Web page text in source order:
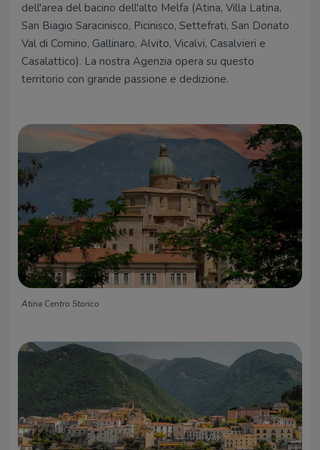
dell'area del bacino dell'alto Melfa (Atina, Villa Latina,
San Biagio Saracinisco, Picinisco, Settefrati, San Donato
Val di Comino, Gallinaro, Alvito, Vicalvi, Casalvieri e
Casalattico). La nostra Agenzia opera su questo
territorio con grande passione e dedizione.
Atina Centro Storico